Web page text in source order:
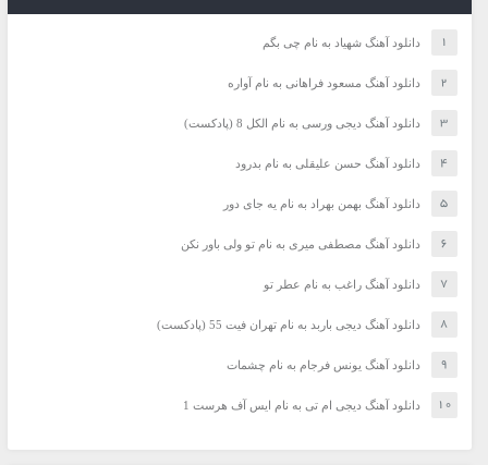
دانلود آهنگ شهیاد به نام چی بگم
دانلود آهنگ مسعود فراهانی به نام آواره
دانلود آهنگ دیجی ورسی به نام الکل 8 (پادکست)
دانلود آهنگ حسن علیقلی به نام بدرود
دانلود آهنگ بهمن بهراد به نام یه جای دور
دانلود آهنگ مصطفی میری به نام تو ولی باور نکن
دانلود آهنگ راغب به نام عطر تو
دانلود آهنگ دیجی باربد به نام تهران فیت 55 (پادکست)
دانلود آهنگ یونس فرجام به نام چشمات
دانلود آهنگ دیجی ام تی به نام ایس آف هرست 1